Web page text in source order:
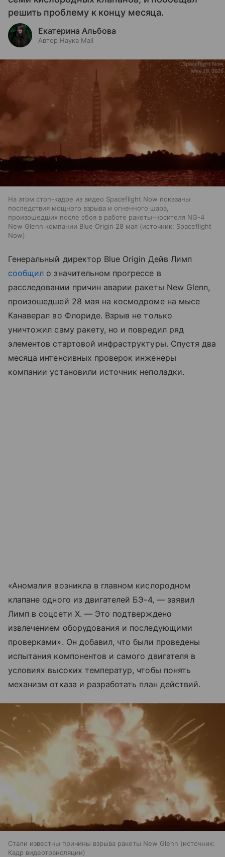
решить проблему к концу месяца.
Екатерина Альбова
Автор Наука Mail
На этом стоп-кадре из видео Spaceflight Now показаны
последствия мощного взрыва и огненного шара,
произошедших после сбоя в работе ракеты-носителя NG-4
New Glenn компании Blue Origin 28 мая
источник: Spaceflight
Now
Генеральный директор Blue Origin Дейв Лимп
сообщил о значительном прогрессе в
расследовании причин аварии ракеты New Glenn,
произошедшей 28 мая на космодроме на мысе
Канаверал во Флориде. Взрыв не только
уничтожил саму ракету, но и повредил ряд
элементов стартовой инфраструктуры. Спустя два
месяца интенсивных проверок инженеры
компании установили источник неполадки.
«Аномалия возникла в главном кислородном
клапане одного из двигателей БЭ-4, — заявил
Лимп в соцсети X. — Это подтверждено
извлечением оборудования и последующими
проверками». Он добавил, что были проведены
испытания компонентов и самого двигателя в
условиях высоких температур, чтобы понять
механизм отказа и разработать план действий.
Стали известны причины взрыва ракеты New Glenn
источник:
Кадр видеотрансляции